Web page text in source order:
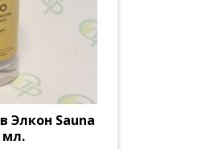
Элкон Sauna
мл.